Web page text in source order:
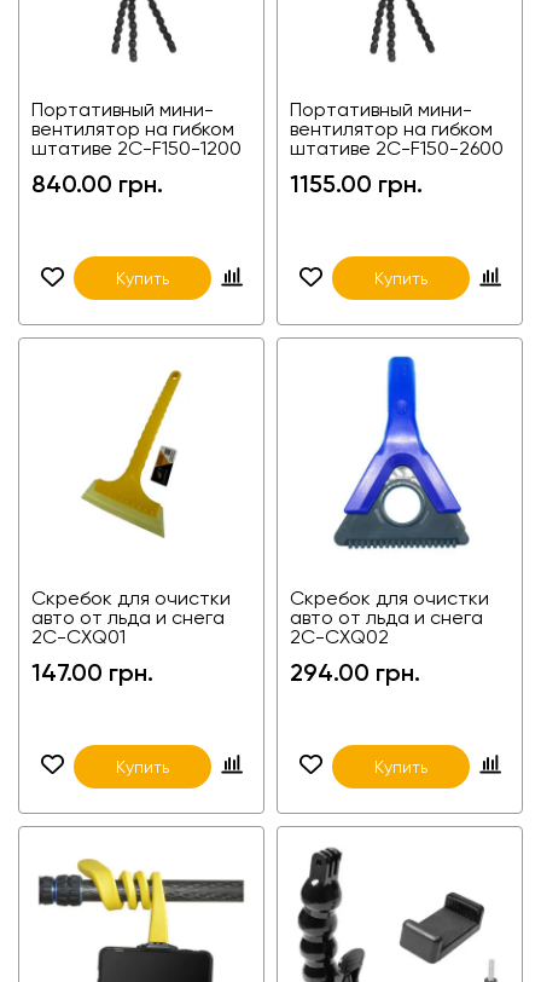
Портативный мини-
вентилятор на гибком
штативе 2C-F150-1200
840.00 грн.
Купить
Портативный мини-
вентилятор на гибком
штативе 2C-F150-2600
1155.00 грн.
Купить
Скребок для очистки
авто от льда и снега
2C-CXQ01
147.00 грн.
Купить
Скребок для очистки
авто от льда и снега
2C-CXQ02
294.00 грн.
Купить